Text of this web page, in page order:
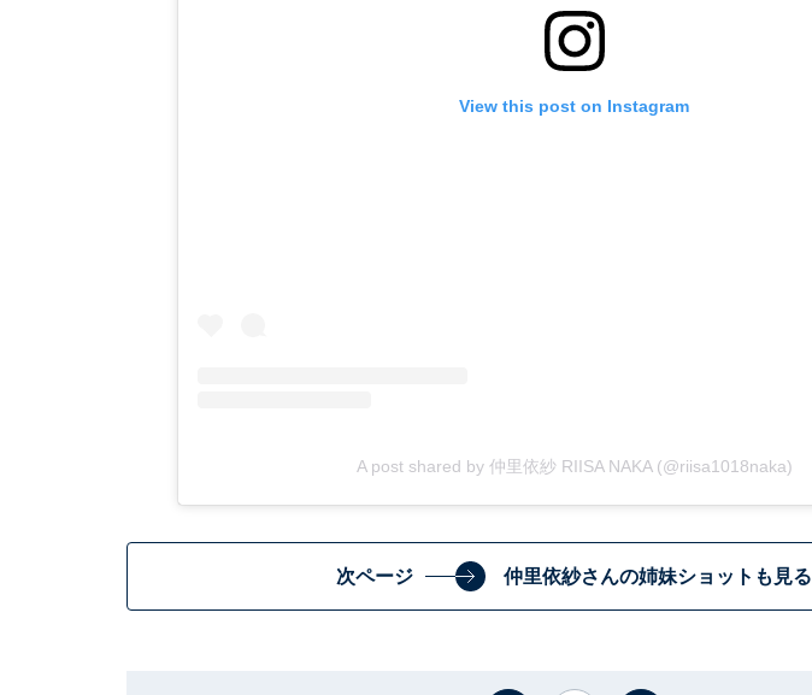
View this post on Instagram
A post shared by 仲里依紗 RIISA NAKA (@riisa1018naka)
次ページ 仲里依紗さんの姉妹ショットも見る